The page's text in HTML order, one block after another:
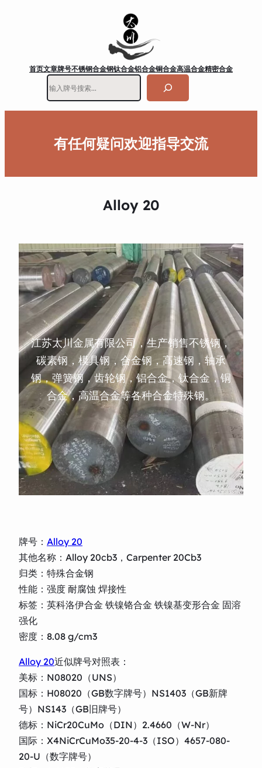
首页文章牌号不锈钢合金钢钛合金铝合金铜合金高温合金精密合金
有任何疑问欢迎指导交流
Alloy 20
江苏太川金属有限公司，生产销售不锈钢，
碳素钢，模具钢，合金钢，高速钢，轴承
钢，弹簧钢，齿轮钢，铝合金，钛合金，铜
合金，高温合金等各种合金特殊钢。
牌号： Alloy 20
其他名称：Alloy 20cb3，Carpenter 20Cb3
归类：特殊合金钢
性能：强度 耐腐蚀 焊接性
标签：英科洛伊合金 铁镍铬合金 铁镍基变形合金 固溶
强化
密度：8.08 g/cm3
Alloy 20近似牌号对照表：
美标：N08020（UNS）
国标：H08020（GB数字牌号）NS1403（GB新牌
号）NS143（GB旧牌号）
德标：NiCr20CuMo（DIN）2.4660（W-Nr）
国际：X4NiCrCuMo35-20-4-3（ISO）4657-080-
20-U（数字牌号）